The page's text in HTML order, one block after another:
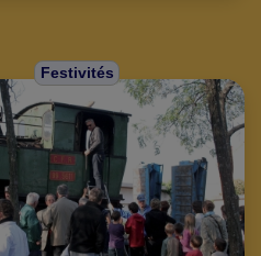
Festivités